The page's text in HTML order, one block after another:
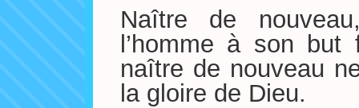
Naître de
l’homme à son
naître de nouveau
la gloire de Dieu.